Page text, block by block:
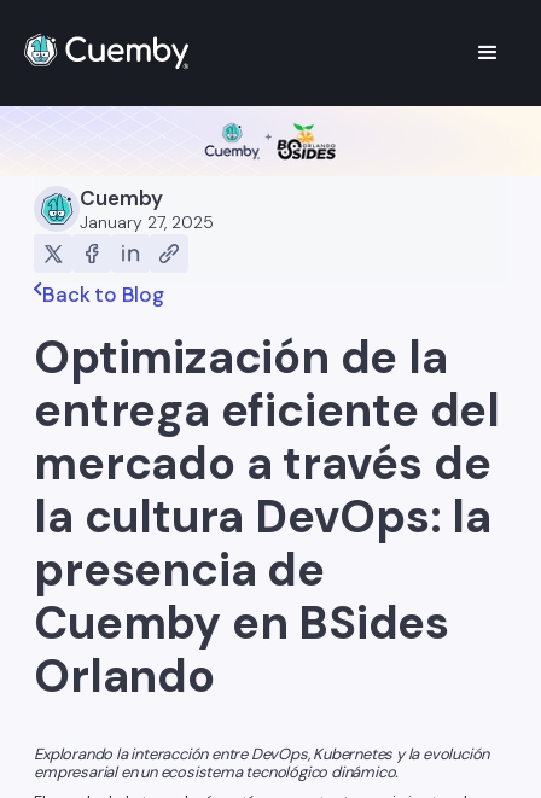
Cuemby
January 27, 2025
Back to Blog
Optimización de la
entrega eficiente del
mercado a través de
la cultura DevOps: la
presencia de
Cuemby en BSides
Orlando
Explorando la interacción entre DevOps, Kubernetes y la evolución
empresarial en un ecosistema tecnológico dinámico.